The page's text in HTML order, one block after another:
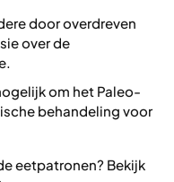
door overdreven
over de
om het Paleo-
behandeling voor
eetpatronen? Bekijk